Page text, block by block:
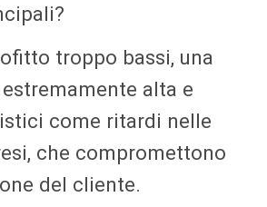
troppo bassi, una
alta e
come ritardi nelle
che compromettono
del cliente.